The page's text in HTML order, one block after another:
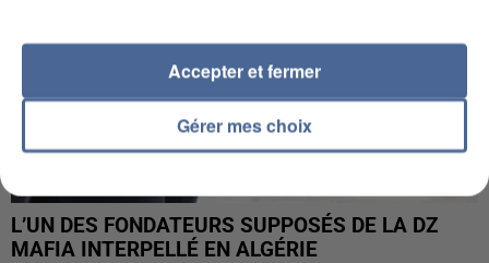
L’UN DES FONDATEURS SUPPOSÉS DE LA DZ
MAFIA INTERPELLÉ EN ALGÉRIE
Gérer mes choix
Accepter et fermer